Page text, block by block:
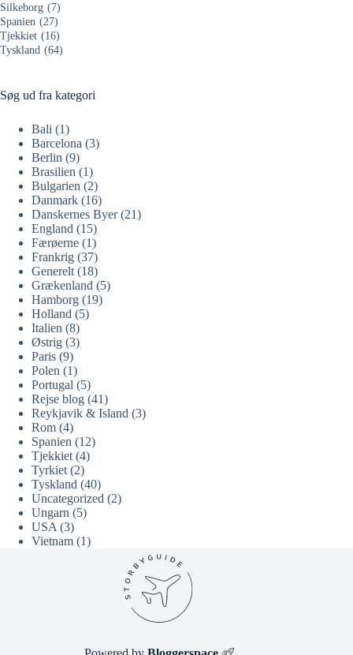
Silkeborg (7)
Spanien (27)
Tjekkiet (16)
Tyskland (64)
Søg ud fra kategori
Bali (1)
Barcelona (3)
Berlin (9)
Brasilien (1)
Bulgarien (2)
Danmark (16)
Danskernes Byer(21)
England (15)
Færøerne (1)
Frankrig (37)
Generelt (18)
Grækenland (5)
Hamborg (19)
Holland (5)
Italien (8)
Østrig (3)
Paris (9)
Polen (1)
Portugal (5)
Rejse blog (41)
Reykjavik & Island (3)
Rom (4)
Spanien (12)
Tjekkiet (4)
Tyrkiet (2)
Tyskland (40)
Uncategorized (2)
Ungarn (5)
USA (3)
Vietnam (1)